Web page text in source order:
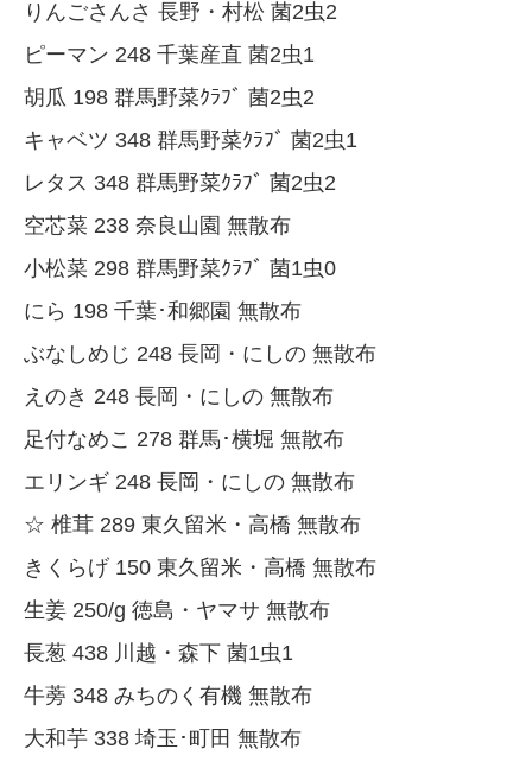
りんごさんさ 長野・村松 菌2虫2
ピーマン 248 千葉産直 菌2虫1
胡瓜 198 群馬野菜ｸﾗﾌﾞ 菌2虫2
キャベツ 348 群馬野菜ｸﾗﾌﾞ 菌2虫1
レタス 348 群馬野菜ｸﾗﾌﾞ 菌2虫2
空芯菜 238 奈良山園 無散布
小松菜 298 群馬野菜ｸﾗﾌﾞ 菌1虫0
にら 198 千葉･和郷園 無散布
ぶなしめじ 248 長岡・にしの 無散布
えのき 248 長岡・にしの 無散布
足付なめこ 278 群馬･横堀 無散布
エリンギ 248 長岡・にしの 無散布
☆ 椎茸 289 東久留米・高橋 無散布
きくらげ 150 東久留米・高橋 無散布
生姜 250/g 徳島・ヤマサ 無散布
長葱 438 川越・森下 菌1虫1
牛蒡 348 みちのく有機 無散布
大和芋 338 埼玉･町田 無散布